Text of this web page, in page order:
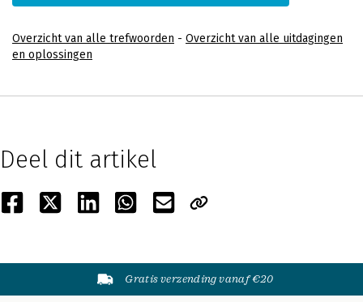
Overzicht van alle trefwoorden - Overzicht van alle uitdagingen
en oplossingen
Deel dit artikel
Gratis verzending vanaf €20